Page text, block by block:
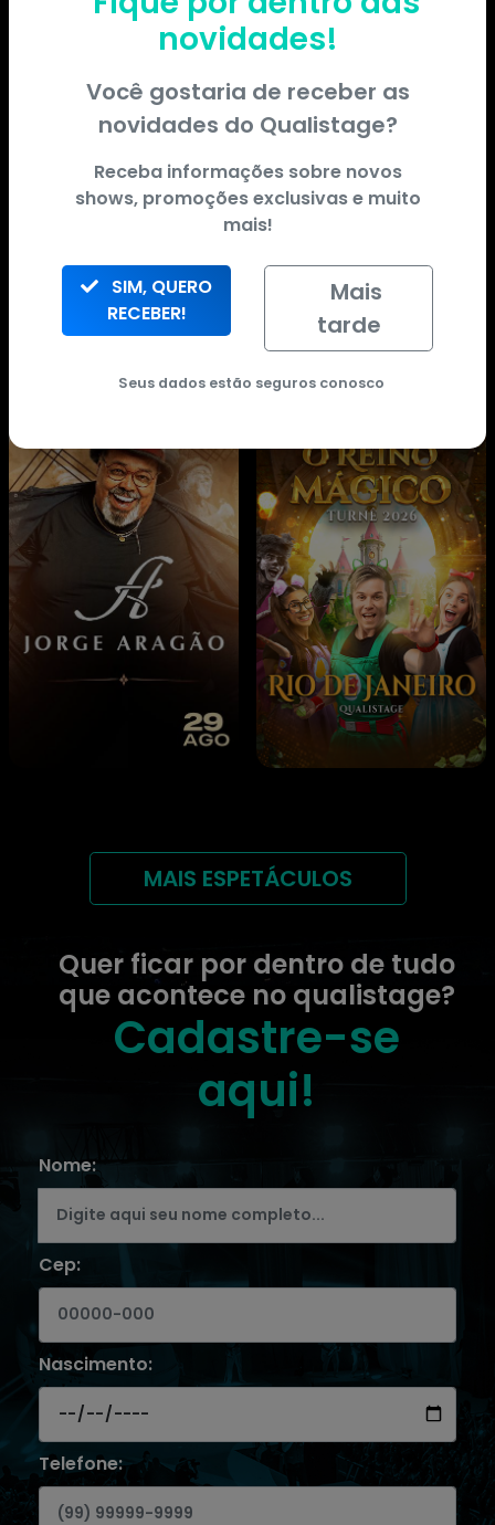
MAIS ESPETÁCULOS
Quer ficar por dentro de tudo
que acontece no qualistage?
Cadastre-se
aqui!
Nome:
Cep:
Nascimento:
Telefone:
novidades!
Você gostaria de receber as
novidades do Qualistage?
Receba informações sobre novos
shows, promoções exclusivas e muito
mais!
RECEBER!
tarde
Seus dados estão seguros conosco